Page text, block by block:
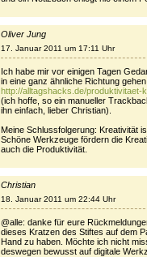
Oliver Jung
17. Januar 2011 um 17:11 Uhr
Ich habe mir vor einigen Tagen
in eine ganz ähnliche Richtung gehen:
http://alltagshacks.de/
(ich hoffe, so ein manueller
ihn einfach, lieber Christian).
Meine Schlussfolgerung: Kreativität
Schöne Werkzeuge fördern die
auch die Produktivität.
Christian
18. Januar 2011 um 22:44 Uhr
@alle: danke für eure
dieses Kratzen des Stiftes auf dem
Hand zu haben. Möchte ich nicht
deswegen bewusst auf digitale